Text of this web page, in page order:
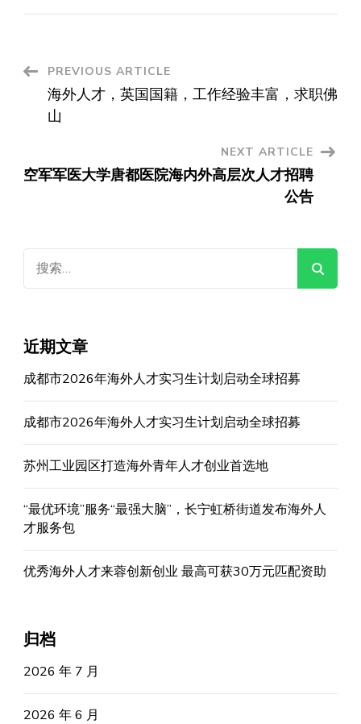
Post
Navigation
PREVIOUS ARTICLE
海外人才，英国国籍，工作经验丰富，求职佛
山
NEXT ARTICLE
空军军医大学唐都医院海内外高层次人才招聘
公告
索：
近期文章
成都市2026年海外人才实习生计划启动全球招募
成都市2026年海外人才实习生计划启动全球招募
苏州工业园区打造海外青年人才创业首选地
“最优环境”服务“最强大脑”，长宁虹桥街道发布海外人
才服务包
优秀海外人才来蓉创新创业 最高可获30万元匹配资助
归档
2026 年 7 月
2026 年 6 月